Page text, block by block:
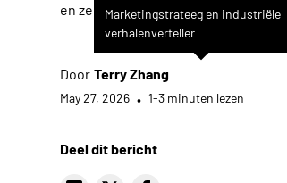
en ze stelden die met echte urgentie.
Door
Marketingstrateeg en industriële
verhalenverteller
Terry Zhang
May 27, 2026 • 1-3 minuten lezen
Deel dit bericht